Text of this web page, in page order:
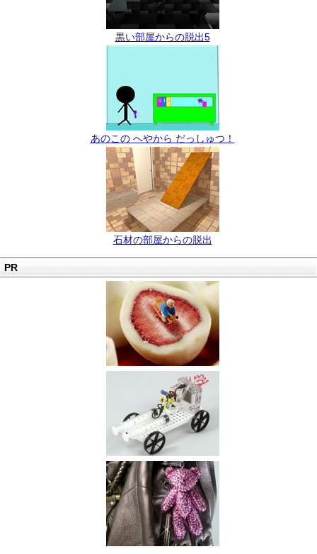
黒い部屋からの脱出5
あのこの へやから だっしゅつ！
石材の部屋からの脱出
PR